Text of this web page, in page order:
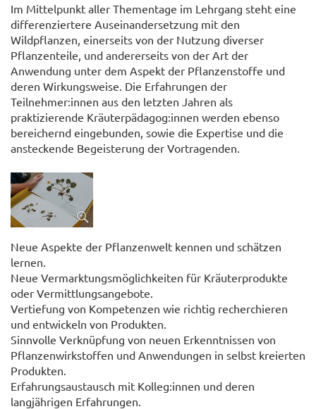
Im Mittelpunkt aller Thementage im Lehrgang steht eine
differenziertere Auseinandersetzung mit den
Wildpflanzen, einerseits von der Nutzung diverser
Pflanzenteile, und andererseits von der Art der
Anwendung unter dem Aspekt der Pflanzenstoffe und
deren Wirkungsweise. Die Erfahrungen der
Teilnehmer:innen aus den letzten Jahren als
praktizierende Kräuterpädagog:innen werden ebenso
bereichernd eingebunden, sowie die Expertise und die
ansteckende Begeisterung der Vortragenden.
Neue Aspekte der Pflanzenwelt kennen und schätzen
lernen.
Neue Vermarktungsmöglichkeiten für Kräuterprodukte
oder Vermittlungsangebote.
Vertiefung von Kompetenzen wie richtig recherchieren
und entwickeln von Produkten.
Sinnvolle Verknüpfung von neuen Erkenntnissen von
Pflanzenwirkstoffen und Anwendungen in selbst kreierten
Produkten.
Erfahrungsaustausch mit Kolleg:innen und deren
langjährigen Erfahrungen.